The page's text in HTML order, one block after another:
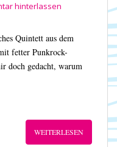
hinterlassen
Quintett aus dem
fetter Punkrock-
doch gedacht, warum
WEITERLESEN